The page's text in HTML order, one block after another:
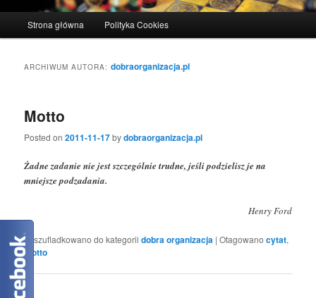
Przeskocz do tekstu
Przeskocz do widgetów
Strona główna Polityka Cookies
ARCHIWUM AUTORA:dobraorganizacja.pl
Motto
Posted on2011-11-17bydobraorganizacja.pl
Żadne zadanie nie jest szczególnie trudne, jeśli podzielisz je na
mniejsze podzadania.
Henry Ford
Zaszufladkowano do kategorii dobra organizacja |Otagowano cytat,
motto